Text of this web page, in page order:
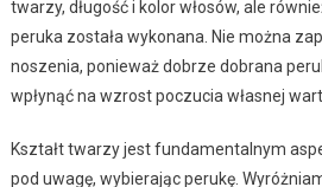
twarzy, długość i kolor włosów, ale
peruka została wykonana. Nie można
noszenia, ponieważ dobrze dobrana
wpłynąć na wzrost poczucia własnej
Kształt twarzy jest fundamentalnym
pod uwagę, wybierając perukę.